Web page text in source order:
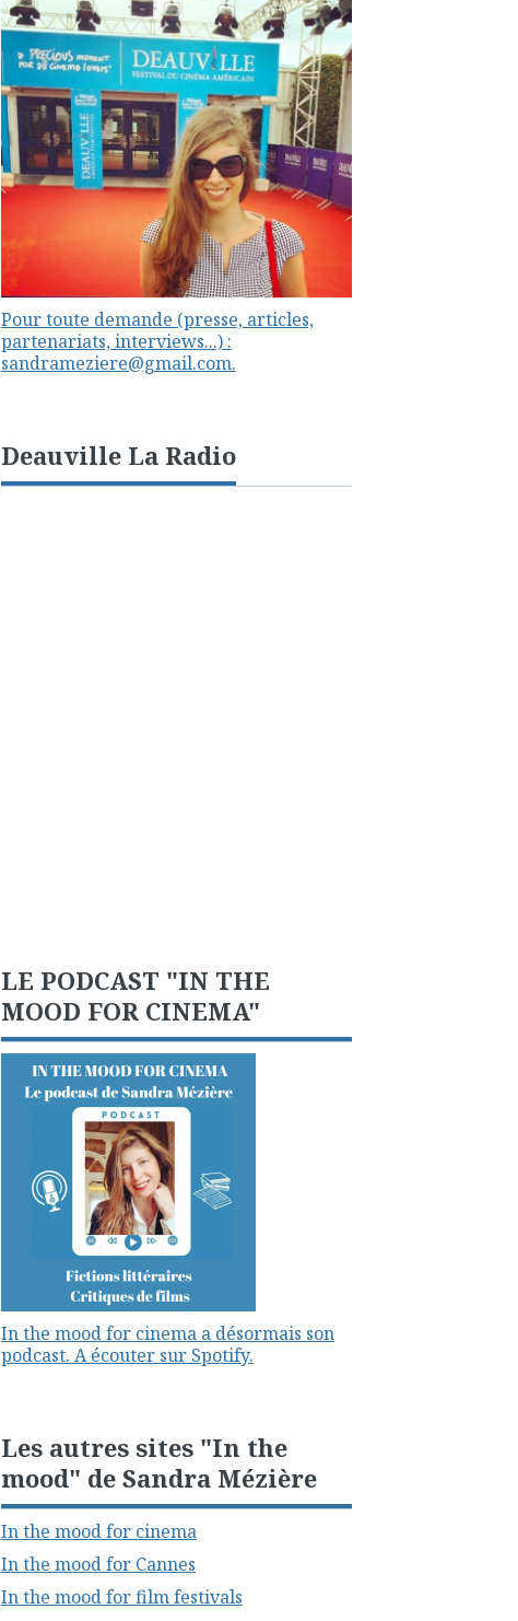
Pour toute demande (presse, articles,
partenariats, interviews...) :
sandrameziere@gmail.com.
Deauville La Radio
LE PODCAST "IN THE
MOOD FOR CINEMA"
In the mood for cinema a désormais son
podcast. A écouter sur Spotify.
Les autres sites "In the
mood" de Sandra Mézière
In the mood for cinema
In the mood for Cannes
In the mood for film festivals